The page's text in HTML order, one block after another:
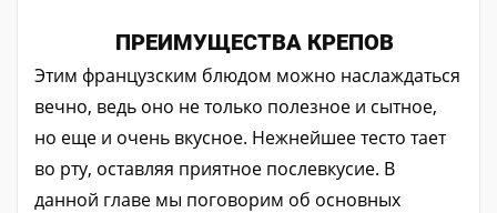
ПРЕИМУЩЕСТВА КРЕПОВ
Этим французским блюдом можно наслаждаться
вечно, ведь оно не только полезное и сытное,
но еще и очень вкусное. Нежнейшее тесто тает
во рту, оставляя приятное послевкусие. В
данной главе мы поговорим об основных